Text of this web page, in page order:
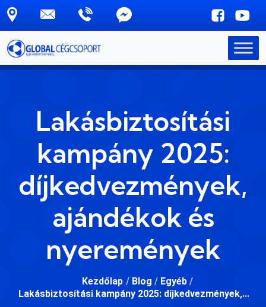
Skip to main content
Lakásbiztosítási
kampány 2025:
díjkedvezmények,
ajándékok és
nyeremények
Kezdőlap / Blog / Egyéb /
Lakásbiztosítási kampány 2025: díjkedvezmények,...